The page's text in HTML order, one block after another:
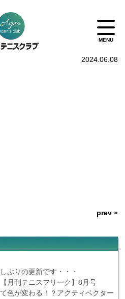
2024.06.08
prev »
ぶりの更新です・・・
月刊テニスフリーク】8月号
色が変わる！？アクティベクター